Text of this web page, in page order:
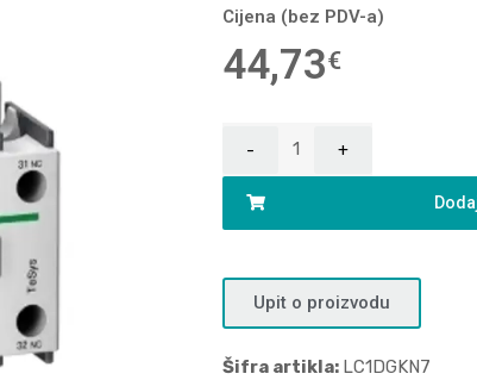
Cijena (bez PDV-a)
44,73€
Upit o proizvodu
Šifra artikla: LC1DGKN7